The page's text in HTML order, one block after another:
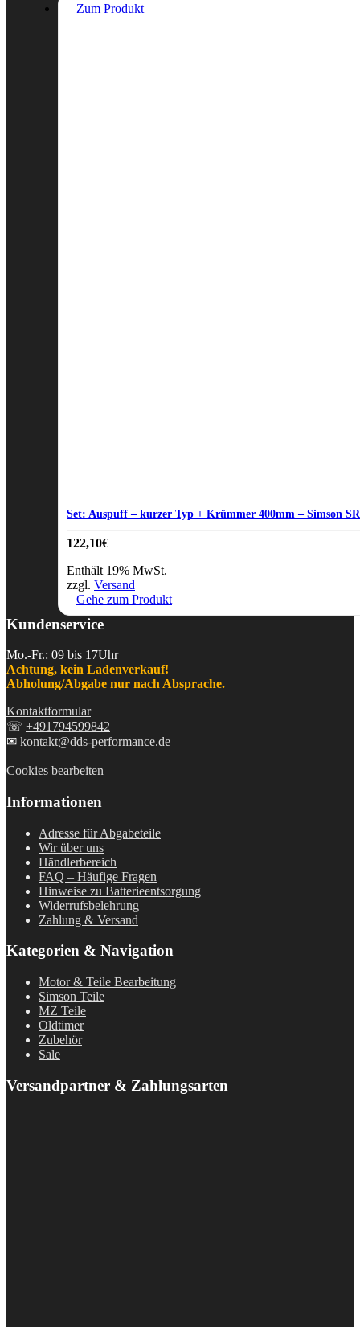
Zum Produkt
Set: Auspuff – kurzer Typ + Krümmer 400mm – Simson
122,10€
Enthält 19% MwSt.
zzgl. Versand
Gehe zum Produkt
Kundenservice
Mo.-Fr.: 09 bis 17Uhr
Achtung, kein Ladenverkauf!
Abholung/Abgabe nur nach Absprache.
Kontaktformular
☏ +491794599842
✉ kontakt@dds-performance.de
Cookies bearbeiten
Informationen
Adresse für Abgabeteile
Wir über uns
Händlerbereich
FAQ – Häufige Fragen
Hinweise zu Batterieentsorgung
Widerrufsbelehrung
Zahlung & Versand
Kategorien & Navigation
Motor & Teile Bearbeitung
Simson Teile
MZ Teile
Oldtimer
Zubehör
Sale
Versandpartner & Zahlungsarten